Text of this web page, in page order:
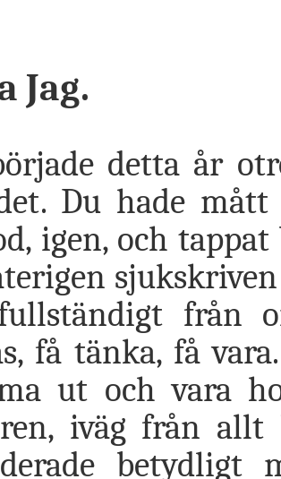
Jag.
detta år
Du hade
igen, och
från
få tänka, få
ut och vara
iväg från allt